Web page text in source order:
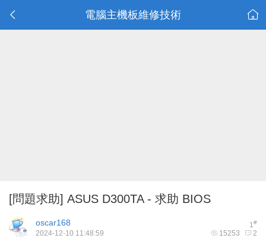
電腦主機板維修技術
[問題求助] ASUS D300TA - 求助 BIOS
1#
oscar168
15253 2
2024-12-10 11:48:59